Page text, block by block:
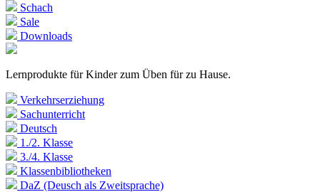
Schach
Sale
Downloads
Lernprodukte für Kinder zum Üben für zu Hause.
Verkehrserziehung
Sachunterricht
Deutsch
1./2. Klasse
3./4. Klasse
Klassenbibliotheken
DaZ (Deusch als Zweitsprache)